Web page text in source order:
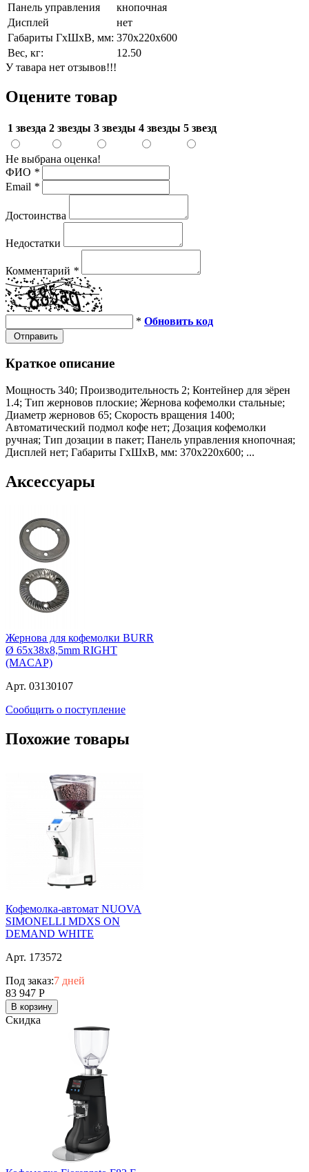
Панель управления
кнопочная
Дисплей
нет
Габариты ГхШхВ, мм: 370х220х600
Вес, кг:
12.50
У тавара нет отзывов!!!
Оцените товар
1 звезда 2 звезды 3 звезды 4 звезды 5 звезд
Не выбрана оценка!
ФИО *
Email *
Достоинства
Недостатки
Комментарий *
* Обновить код
Отправить
Краткое описание
Мощность 340; Производительность 2; Контейнер для зёрен
1.4; Тип жерновов плоские; Жернова кофемолки стальные;
Диаметр жерновов 65; Скорость вращения 1400;
Автоматический подмол кофе нет; Дозация кофемолки
ручная; Тип дозации в пакет; Панель управления кнопочная;
Дисплей нет; Габариты ГхШхВ, мм: 370х220х600; ...
Аксессуары
Жернова для кофемолки BURR
Ø 65x38x8,5mm RIGHT
(MACAP)
Арт. 03130107
Сообщить о поступление
Похожие товары
Кофемолка-автомат NUOVA
SIMONELLI MDXS ON
DEMAND WHITE
Арт. 173572
Под заказ:7 дней
83 947 Р
В корзину
Скидка